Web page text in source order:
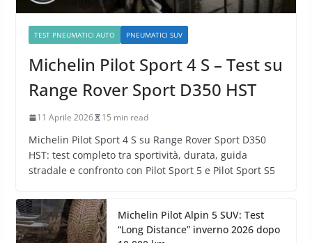
TEST PNEUMATICI AUTO PNEUMATICI SUV
Michelin Pilot Sport 4 S – Test su
Range Rover Sport D350 HST
11 Aprile 2026 15 min read
Michelin Pilot Sport 4 S su Range Rover Sport D350
HST: test completo tra sportività, durata, guida
stradale e confronto con Pilot Sport 5 e Pilot Sport S5
Michelin Pilot Alpin 5 SUV: Test
“Long Distance” inverno 2026 dopo